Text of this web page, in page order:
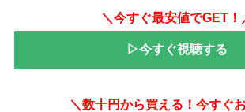
＼今すぐ最安値でGET！
▷今すぐ視聴する
＼数十円から買える！今すぐ